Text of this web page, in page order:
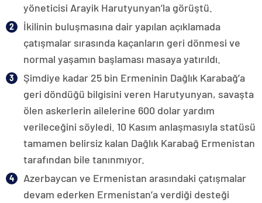
yöneticisi Arayik Harutyunyan’la görüştü.
İkilinin buluşmasına dair yapılan açıklamada
çatışmalar sırasında kaçanların geri dönmesi ve
normal yaşamın başlaması masaya yatırıldı.
Şimdiye kadar 25 bin Ermeninin Dağlık Karabağ’a
geri döndüğü bilgisini veren Harutyunyan, savaşta
ölen askerlerin ailelerine 600 dolar yardım
verileceğini söyledi. 10 Kasım anlaşmasıyla statüsü
tamamen belirsiz kalan Dağlık Karabağ Ermenistan
tarafından bile tanınmıyor.
Azerbaycan ve Ermenistan arasındaki çatışmalar
devam ederken Ermenistan’a verdiği desteği